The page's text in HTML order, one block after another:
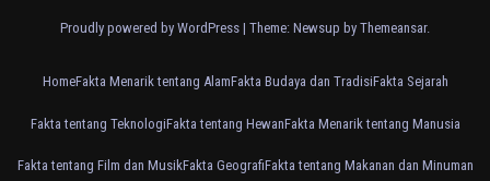
Proudly powered by WordPress | Theme: Newsup by Themeansar.
HomeFakta Menarik tentang AlamFakta Budaya dan TradisiFakta Sejarah
Fakta tentang TeknologiFakta tentang HewanFakta Menarik tentang Manusia
Fakta tentang Film dan MusikFakta GeografiFakta tentang Makanan dan Minuman